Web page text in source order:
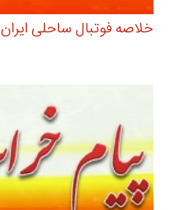
خلاصه فوتبال ساحلی ایران 5 - ایتالیا 5 + پنالتی